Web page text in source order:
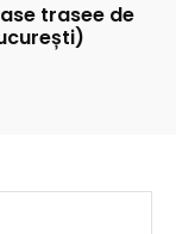
trasee de